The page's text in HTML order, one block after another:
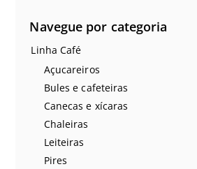
Navegue por categoria
Linha Café
Açucareiros
Bules e cafeteiras
Canecas e xícaras
Chaleiras
Leiteiras
Pires